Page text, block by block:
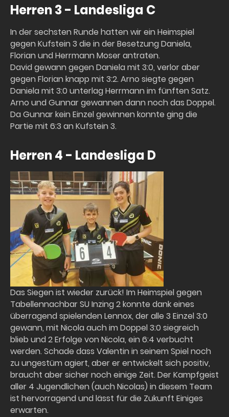
Herren 3 - Landesliga C
In der sechsten Runde hatten wir ein Heimspiel
gegen Kufstein 3 die in der Besetzung Daniela,
Florian und Herrmann Moser antraten.
David gewann gegen Daniela mit 3:0, verlor aber
gegen Florian knapp mit 3:2. Arno siegte gegen
Daniela mit 3:0 unterlag Herrmann im fünften Satz.
Arno und Gunnar gewannen dann noch das Doppel.
Da Gunnar kein Einzel gewinnen konnte ging die
Partie mit 6:3 an Kufstein 3.
Herren 4 - Landesliga D
Das Siegen ist wieder zurück! Im Heimspiel gegen
Tabellennachbar SU Inzing 2 konnte dank eines
überragend spielenden Lennox, der alle 3 Einzel 3:0
gewann, mit Nicola auch im Doppel 3:0 siegreich
blieb und 2 Erfolge von Nicola, ein 6:4 verbucht
werden. Schade dass Valentin in seinem Spiel noch
zu ungestüm agiert, aber er entwickelt sich positiv,
braucht aber sicher noch einige Zeit. Der Kampfgeist
aller 4 Jugendlichen (auch Nicolas) in diesem Team
ist hervorragend und lässt für die Zukunft Einiges
erwarten.